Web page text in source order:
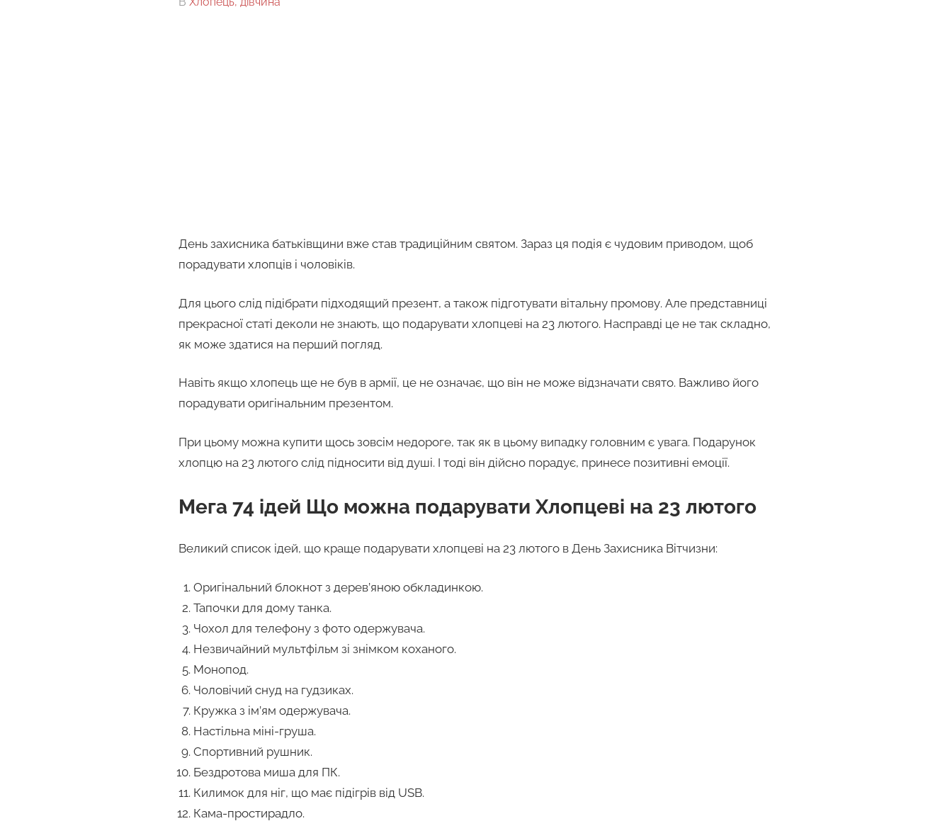
День захисника батьківщини вже став традиційним святом. Зараз ця подія є чудовим приводом, щоб
порадувати хлопців і чоловіків.
Для цього слід підібрати підходящий презент, а також підготувати вітальну промову. Але представниці
прекрасної статі деколи не знають, що подарувати хлопцеві на 23 лютого. Насправді це не так складно,
як може здатися на перший погляд.
Навіть якщо хлопець ще не був в армії, це не означає, що він не може відзначати свято. Важливо його
порадувати оригінальним презентом.
При цьому можна купити щось зовсім недороге, так як в цьому випадку головним є увага. Подарунок
хлопцю на 23 лютого слід підносити від душі. І тоді він дійсно порадує, принесе позитивні емоції.
Мега 74 ідей Що можна подарувати Хлопцеві на 23 лютого
Великий список ідей, що краще подарувати хлопцеві на 23 лютого в День Захисника Вітчизни:
Оригінальний блокнот з дерев’яною обкладинкою.
Тапочки для дому танка.
Чохол для телефону з фото одержувача.
Незвичайний мультфільм зі знімком коханого.
Монопод.
Чоловічий снуд на гудзиках.
Кружка з ім’ям одержувача.
Настільна міні-груша.
Спортивний рушник.
Бездротова миша для ПК.
Килимок для ніг, що має підігрів від USB.
Кама-простирадло.